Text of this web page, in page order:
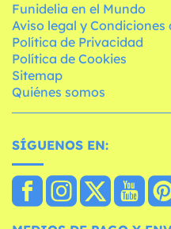
Funidelia en el Mundo
Aviso legal y Condiciones
Política de Privacidad
Política de Cookies
Sitemap
Quiénes somos
SÍGUENOS EN: